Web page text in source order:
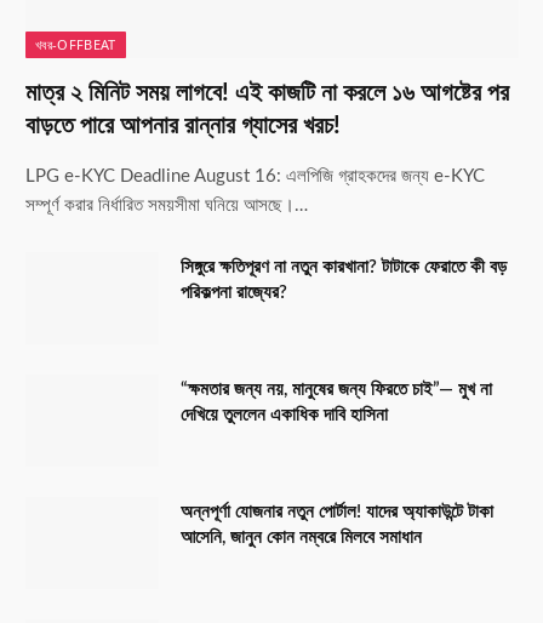
খবর-OFFBEAT
মাত্র ২ মিনিট সময় লাগবে! এই কাজটি না করলে ১৬ আগষ্টের পর
বাড়তে পারে আপনার রান্নার গ্যাসের খরচ!
LPG e-KYC Deadline August 16: এলপিজি গ্রাহকদের জন্য e-KYC
সম্পূর্ণ করার নির্ধারিত সময়সীমা ঘনিয়ে আসছে।…
সিঙ্গুরে ক্ষতিপূরণ না নতুন কারখানা? টাটাকে ফেরাতে কী বড়
পরিকল্পনা রাজ্যের?
“ক্ষমতার জন্য নয়, মানুষের জন্য ফিরতে চাই”— মুখ না
দেখিয়ে তুললেন একাধিক দাবি হাসিনা
অন্নপূর্ণা যোজনার নতুন পোর্টাল! যাদের অ্যাকাউন্টে টাকা
আসেনি, জানুন কোন নম্বরে মিলবে সমাধান